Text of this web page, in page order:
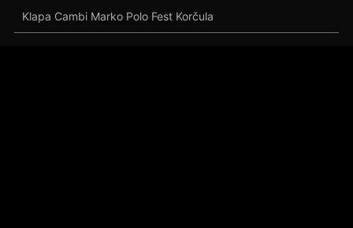
Klapa Cambi Marko Polo Fest Korčula